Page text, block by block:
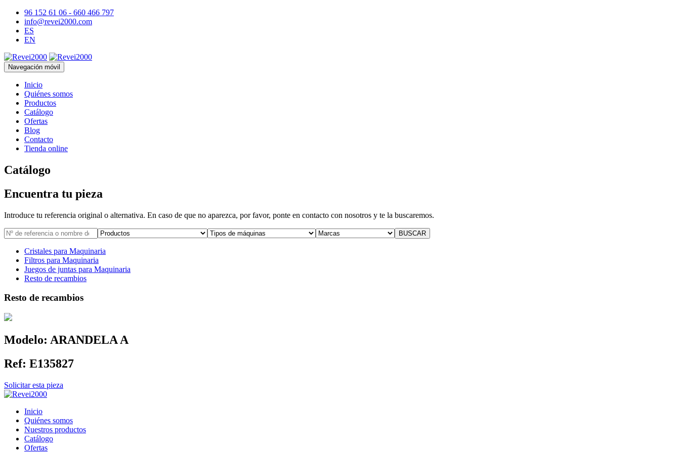
96 152 61 06 - 660 466 797
info@revei2000.com
ES
EN
Navegación móvil
Inicio
Quiénes somos
Productos
Catálogo
Ofertas
Blog
Contacto
Tienda online
Catálogo
Encuentra tu pieza
Introduce tu referencia original o alternativa. En caso de que no aparezca, por favor, ponte en contacto con nosotros y te la buscaremos.
Cristales para Maquinaria
Filtros para Maquinaria
Juegos de juntas para Maquinaria
Resto de recambios
Resto de recambios
Modelo: ARANDELA A
Ref: E135827
Solicitar esta pieza
Inicio
Quiénes somos
Nuestros productos
Catálogo
Ofertas